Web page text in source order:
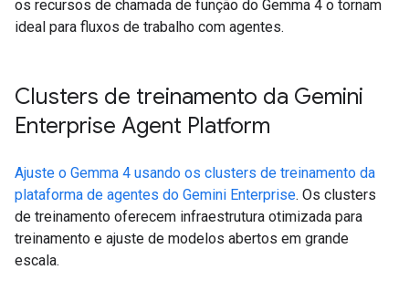
os recursos de chamada de função do Gemma 4 o tornam
ideal para fluxos de trabalho com agentes.
Clusters de treinamento da Gemini
Enterprise Agent Platform
Ajuste o Gemma 4 usando os clusters de treinamento da
plataforma de agentes do Gemini Enterprise. Os clusters
de treinamento oferecem infraestrutura otimizada para
treinamento e ajuste de modelos abertos em grande
escala.